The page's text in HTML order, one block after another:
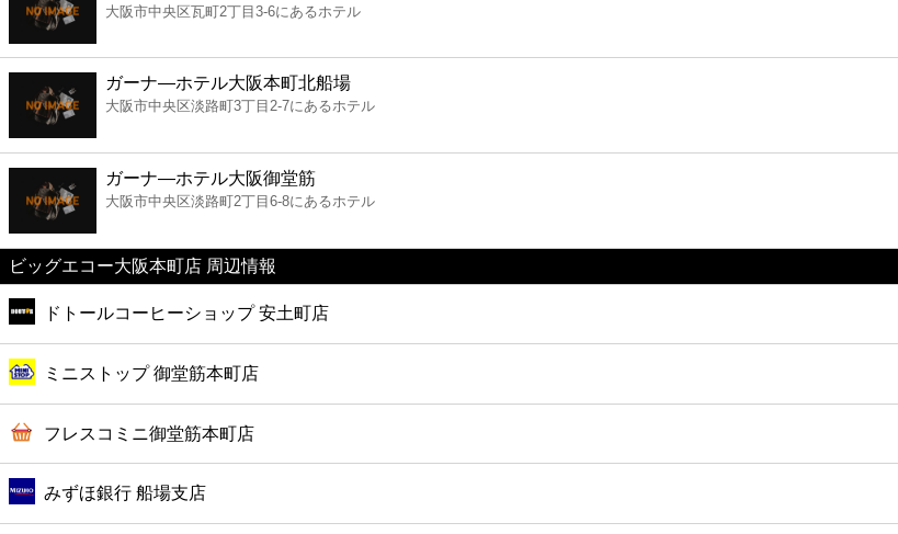
書店
ファミレス
ファーストフード
カフェ
ショッピング
銀行
公共
ホテル
大阪市中央区瓦町2丁目3-6にあるホテル
ガーナ―ホテル大阪本町北船場
大阪市中央区淡路町3丁目2-7にあるホテル
ガーナ―ホテル大阪御堂筋
大阪市中央区淡路町2丁目6-8にあるホテル
ビッグエコー大阪本町店 周辺情報
ドトールコーヒーショップ 安土町店
ミニストップ 御堂筋本町店
フレスコミニ御堂筋本町店
みずほ銀行 船場支店